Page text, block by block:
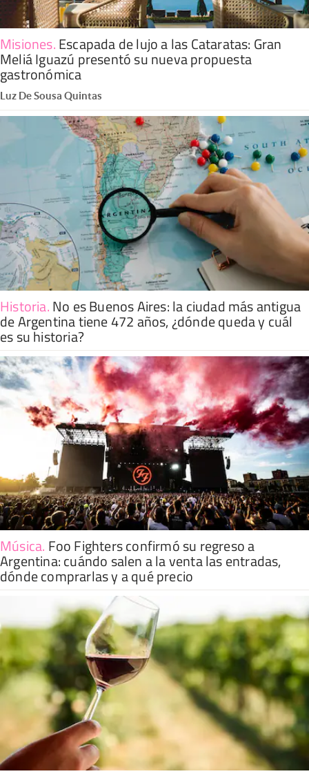
Misiones.Escapada de lujo a las Cataratas: Gran
Meliá Iguazú presentó su nueva propuesta
gastronómica
Luz De Sousa Quintas
Historia.No es Buenos Aires: la ciudad más antigua
de Argentina tiene 472 años, ¿dónde queda y cuál
es su historia?
Música. Foo Fighters confirmó su regreso a
Argentina: cuándo salen a la venta las entradas,
dónde comprarlas y a qué precio